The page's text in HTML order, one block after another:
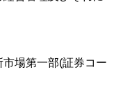
第一部(証券コー